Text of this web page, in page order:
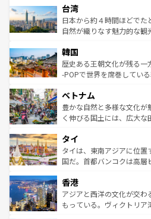
情報は
人々、おいしいローカルフ
ク、伝統的なフラダンスな
っている。訪れるたびに新
はコンテンツ一覧
リアリーフや大陸中央部に
ク）、タスマニアの美しい
ど、見どころがたくさん。
いる。アクティビティも充
ビング、ハイキングなど、
い。オーストラリアの多彩
参照してほしい。
台湾
日本から約４時間ほどでた
自然が織りなす魅力的な観
ン）、静ひつな山岳地帯で
と山間の静けさが共存し
驚きをもたらしてくれる。
容にもいいと評判のスイー
が味わえる。 なお、
照してほしい。
韓国
歴史ある王朝文化が残る
-POPで世界を席巻してい
き、地方に足を延ばせば四
できる。そして、キムチ
まで、さまざまな韓国料
リティに包まれながら、韓
わってみて
覧を参照してほしい。
ベトナム
豊かな自然と多様な文化
く伸びる国土には、広大
急速な発展と共に伝統が息
ーチミン市のフランス統治
醸し出している。また、バ
とつ。フォーやバインミー
ひ現地で味わいたい。ど
が旅行者を迎えてくれるの
タイ
タイは、東南アジアに位置
国だ。首都バンコクは高層
の活気が交差している。北
帯で自然と触れ合い、南
いビーチでリゾート気分を
香港
アジアと西洋の文化が交
もっている。ヴィクトリア